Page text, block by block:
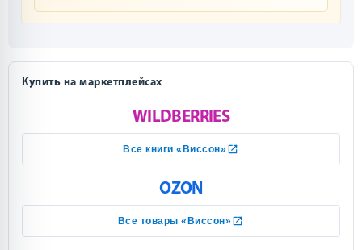
Купить на маркетплейсах
WILDBERRIES
Все книги «Виссон»
OZON
Все товары «Виссон»